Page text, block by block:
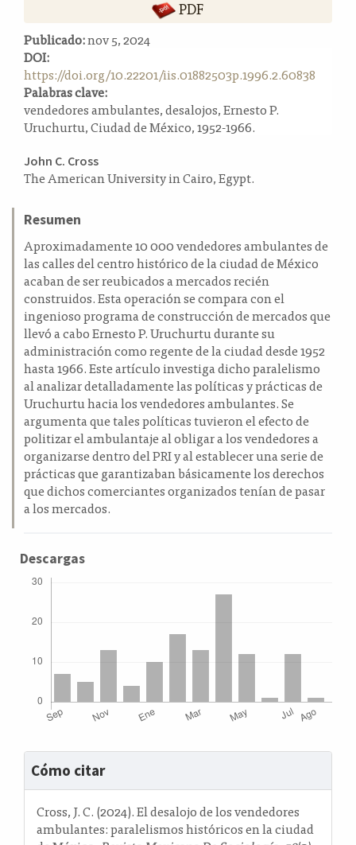
a
t
e
r
a
l
PDF
Publicado:nov 5, 2024
DOI:
https://doi.org/10.22201/iis.01882503p.1996.2.60838
Palabras clave:
vendedores ambulantes, desalojos, Ernesto P.
Uruchurtu, Ciudad de México, 1952-1966.
Contenido
principal
artículo
John C. Cross
The American University in Cairo, Egypt.
Resumen
Aproximadamente 10 000 vendedores ambulantes de
las calles del centro histórico de la ciudad de México
acaban de ser reubicados a mercados recién
construidos. Esta operación se compara con el
ingenioso programa de construcción de mercados que
llevó a cabo Ernesto P. Uruchurtu durante su
administración como regente de la ciudad desde 1952
hasta 1966. Este artículo investiga dicho paralelismo
al analizar detalladamente las políticas y prácticas de
Uruchurtu hacia los vendedores ambulantes. Se
argumenta que tales políticas tuvieron el efecto de
politizar el ambulantaje al obligar a los vendedores a
organizarse dentro del PRI y al establecer una serie de
prácticas que garantizaban básicamente los derechos
que dichos comerciantes organizados tenían de pasar
a los mercados.
Descargas
Detalles
del
artículo
Cómo citar
Cross, J. C. (2024). El desalojo de los vendedores
ambulantes: paralelismos históricos en la ciudad